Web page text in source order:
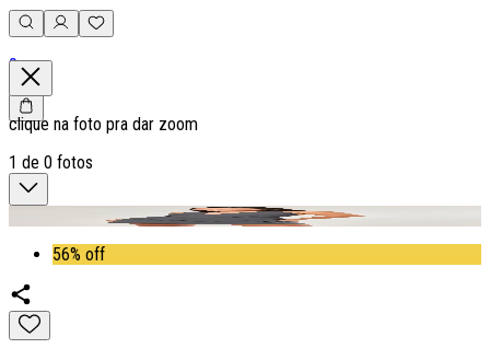
0
clique na foto pra dar zoom
1 de 0 fotos
56% off